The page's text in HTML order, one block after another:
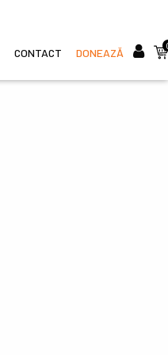
CONTACT DONEAZĂ